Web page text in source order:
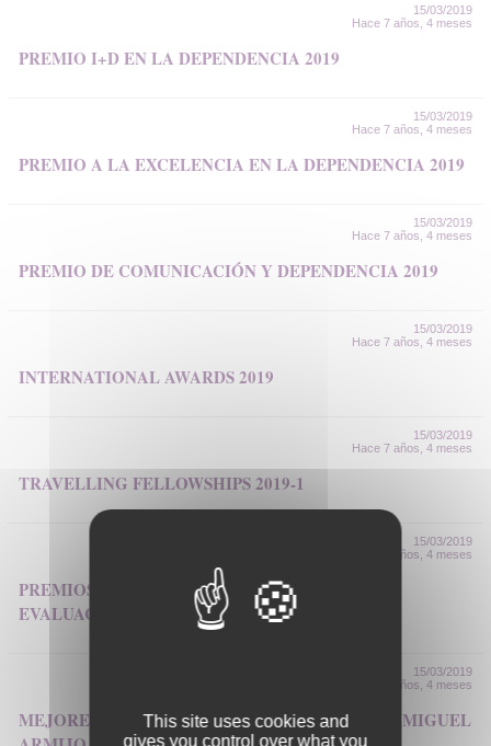
15/03/2019
Hace 7 años, 4 meses
PREMIO I+D EN LA DEPENDENCIA 2019
15/03/2019
Hace 7 años, 4 meses
PREMIO A LA EXCELENCIA EN LA DEPENDENCIA 2019
15/03/2019
Hace 7 años, 4 meses
PREMIO DE COMUNICACIÓN Y DEPENDENCIA 2019
15/03/2019
Hace 7 años, 4 meses
INTERNATIONAL AWARDS 2019
15/03/2019
Hace 7 años, 4 meses
TRAVELLING FELLOWSHIPS 2019-1
15/03/2019
Hace 7 años, 4 meses
PREMIOS PROFESOR BAREA A LA GESTIÓN Y
EVALUACIÓN DE COSTES SANITARIOS 2019
15/03/2019
Hace 7 años, 4 meses
MEJORES TRABAJOS PUBLICADOS PROFESOR MIGUEL
This site uses cookies and
gives you control over what you